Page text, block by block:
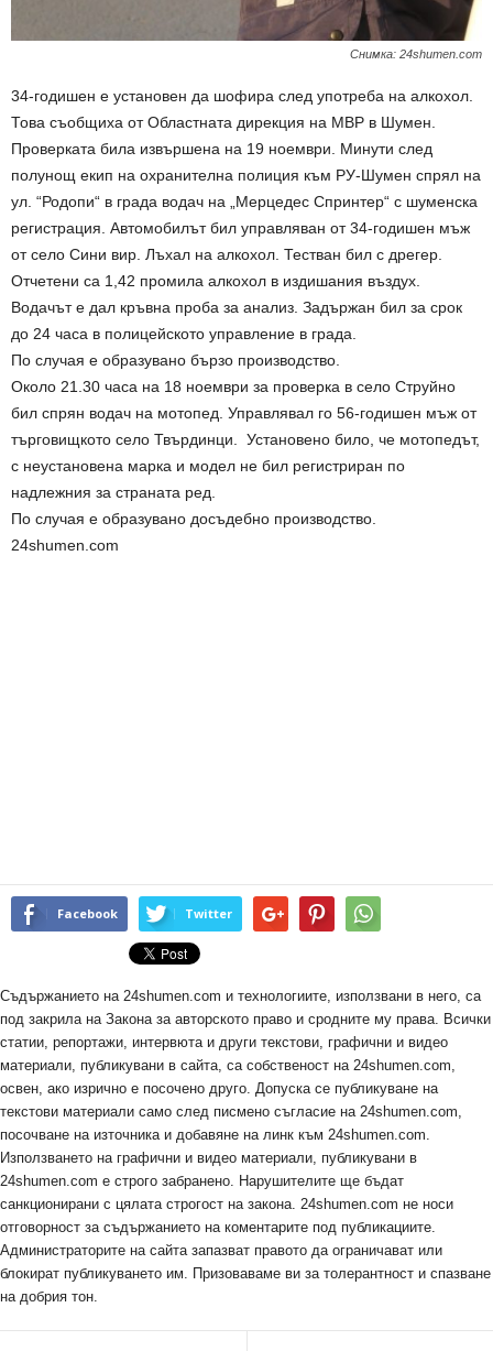
Снимка: 24shumen.com
34-годишен е установен да шофира след употреба на алкохол.
Това съобщиха от Областната дирекция на МВР в Шумен.
Проверката била извършена на 19 ноември. Минути след
полунощ екип на охранителна полиция към РУ-Шумен спрял на
ул. “Родопи“ в града водач на „Мерцедес Спринтер“ с шуменска
регистрация. Автомобилът бил управляван от 34-годишен мъж
от село Сини вир. Лъхал на алкохол. Тестван бил с дрегер.
Отчетени са 1,42 промила алкохол в издишания въздух.
Водачът е дал кръвна проба за анализ. Задържан бил за срок
до 24 часа в полицейското управление в града.
По случая е образувано бързо производство.
Около 21.30 часа на 18 ноември за проверка в село Струйно
бил спрян водач на мотопед. Управлявал го 56-годишен мъж от
търговищкото село Твърдинци. Установено било, че мотопедът,
с неустановена марка и модел не бил регистриран по
надлежния за страната ред.
По случая е образувано досъдебно производство.
24shumen.com
Facebook Twitter
Съдържанието на 24shumen.com и технологиите, използвани в него, са
под закрила на Закона за авторското право и сродните му права. Всички
статии, репортажи, интервюта и други текстови, графични и видео
материали, публикувани в сайта, са собственост на 24shumen.com,
освен, ако изрично е посочено друго. Допуска се публикуване на
текстови материали само след писмено съгласие на 24shumen.com,
посочване на източника и добавяне на линк към 24shumen.com.
Използването на графични и видео материали, публикувани в
24shumen.com е строго забранено. Нарушителите ще бъдат
санкционирани с цялата строгост на закона. 24shumen.com не носи
отговорност за съдържанието на коментарите под публикациите.
Администраторите на сайта запазват правото да ограничават или
блокират публикуването им. Призоваваме ви за толерантност и спазване
на добрия тон.